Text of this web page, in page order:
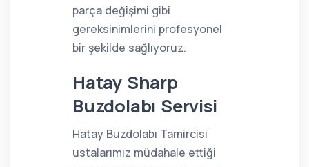
parça değişimi gibi
gereksinimlerini profesyonel
bir şekilde sağlıyoruz.
Hatay Sharp
Buzdolabı Servisi
Hatay Buzdolabı Tamircisi
ustalarımız müdahale ettiği